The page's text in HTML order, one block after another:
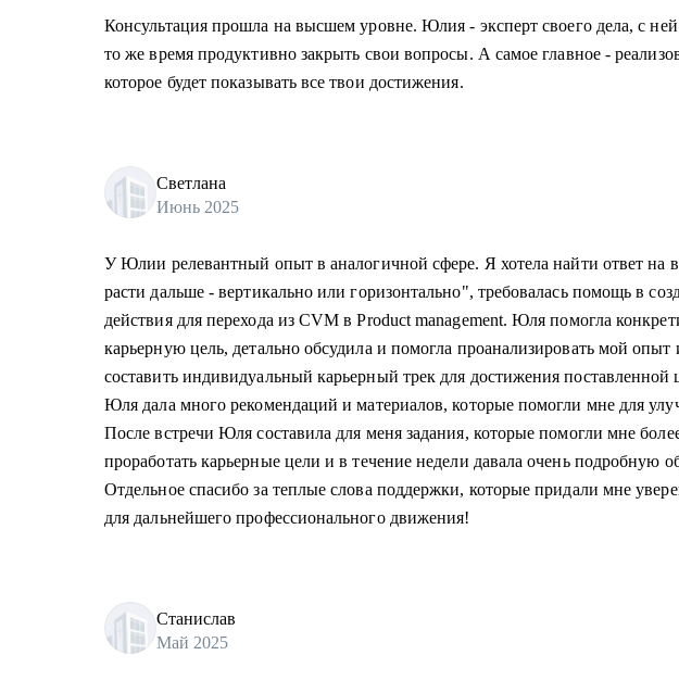
Консультация прошла на высшем уровне. Юлия - эксперт своего дела, с
то же время продуктивно закрыть свои вопросы. А самое главное -
которое будет показывать все твои достижения.
Светлана
Июнь 2025
У Юлии релевантный опыт в аналогичной сфере. Я хотела найти ответ на
расти дальше - вертикально или горизонтально", требовалась помощь в
действия для перехода из CVM в Product management. Юля помогла
карьерную цель, детально обсудила и помогла проанализировать мой опыт
составить индивидуальный карьерный трек для достижения поставленной
Юля дала много рекомендаций и материалов, которые помогли мне для
После встречи Юля составила для меня задания, которые помогли мне
проработать карьерные цели и в течение недели давала очень подробную
Отдельное спасибо за теплые слова поддержки, которые придали мне
для дальнейшего профессионального движения!
Станислав
Май 2025